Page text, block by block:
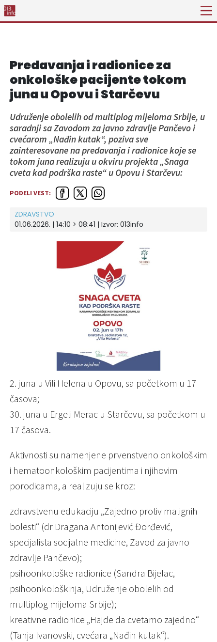
Predavanja i radionice za
onkološke pacijente tokom
juna u Opovu i Starčevu
Udruženje obolelih od multiplog mijeloma Srbije, u
saradnji sa Zavodom za javno zdravlje Pančevo i
cvećarom „Nađin kutak“, poziva sve
zainteresovane na predavanja i radionice koje se
tokom juna realizuju u okviru projekta „Snaga
cveta kad podrška raste“ u Opovu i Starčevu:
PODELI VEST:
ZDRAVSTVO
01.06.2026. | 14:10 > 08:41 | Izvor: 013info
2. juna u Vili Helena u Opovu, sa početkom u 17
časova;
30. juna u Ergeli Merac u Starčevu, sa početkom u
17 časova.
Aktivnosti su namenjene prvenstveno onkološkim
i hematoonkološkim pacijentima i njihovim
porodicama, a realizuju se kroz:
zdravstvenu edukaciju „Zajedno protiv malignih
bolesti“ (dr Dragana Antonijević Đorđević,
specijalista socijalne medicine, Zavod za javno
zdravlje Pančevo);
psihoonkološke radionice (Sandra Bijelac,
psihoonkološkinja, Udruženje obolelih od
multiplog mijeloma Srbije);
kreativne radionice „Hajde da cvetamo zajedno“
(Tanja Ivanovski, cvećara „Nađin kutak“).